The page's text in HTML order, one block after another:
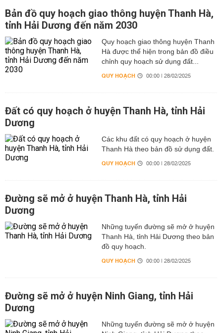
Bản đồ quy hoạch giao thông huyện Thanh Hà,
tỉnh Hải Dương đến năm 2030
Quy hoạch giao thông huyện Thanh
Hà được thể hiện trong bản đồ điều
chỉnh quy hoạch sử dụng đất...
QUY HOẠCH 00:00 | 28/02/2025
Đất có quy hoạch ở huyện Thanh Hà, tỉnh Hải
Dương
Các khu đất có quy hoạch ở huyện
Thanh Hà theo bản đồ sử dụng đất.
QUY HOẠCH 00:00 | 28/02/2025
Đường sẽ mở ở huyện Thanh Hà, tỉnh Hải
Dương
Những tuyến đường sẽ mở ở huyện
Thanh Hà, tỉnh Hải Dương theo bản
đồ quy hoạch.
QUY HOẠCH 00:00 | 28/02/2025
Đường sẽ mở ở huyện Ninh Giang, tỉnh Hải
Dương
Những tuyến đường sẽ mở ở huyện